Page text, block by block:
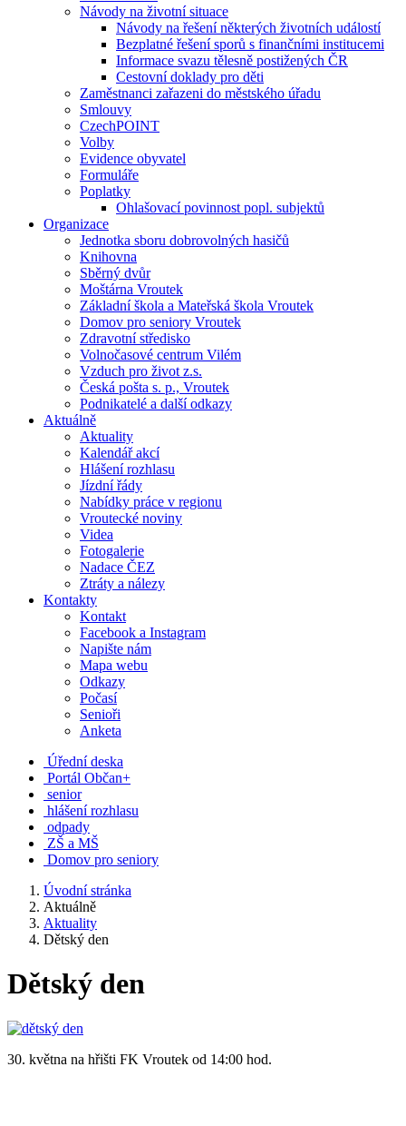
Návody na životní situace
Návody na řešení některých životních událostí
Bezplatné řešení sporů s finančními institucemi
Informace svazu tělesně postižených ČR
Cestovní doklady pro děti
Zaměstnanci zařazeni do městského úřadu
Smlouvy
CzechPOINT
Volby
Evidence obyvatel
Formuláře
Poplatky
Ohlašovací povinnost popl. subjektů
Organizace
Jednotka sboru dobrovolných hasičů
Knihovna
Sběrný dvůr
Moštárna Vroutek
Základní škola a Mateřská škola Vroutek
Domov pro seniory Vroutek
Zdravotní středisko
Volnočasové centrum Vilém
Vzduch pro život z.s.
Česká pošta s. p., Vroutek
Podnikatelé a další odkazy
Aktuálně
Aktuality
Kalendář akcí
Hlášení rozhlasu
Jízdní řády
Nabídky práce v regionu
Vroutecké noviny
Videa
Fotogalerie
Nadace ČEZ
Ztráty a nálezy
Kontakty
Kontakt
Facebook a Instagram
Napište nám
Mapa webu
Odkazy
Počasí
Senioři
Anketa
Úřední deska
Portál Občan+
senior
hlášení rozhlasu
odpady
ZŠ a MŠ
Domov pro seniory
Úvodní stránka
Aktuálně
Aktuality
Dětský den
Dětský den
30. května na hřišti FK Vroutek od 14:00 hod.